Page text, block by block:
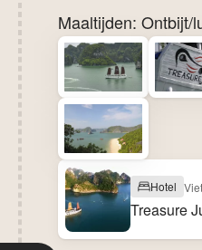
Maaltijden: Ontbijt/
Hotel
Treasure